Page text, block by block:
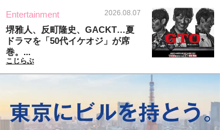
Entertainment 2026.08.07
堺雅人、反町隆史、GACKT…夏
ドラマを「50代イケオジ」が席
巻。...
こじらぶ